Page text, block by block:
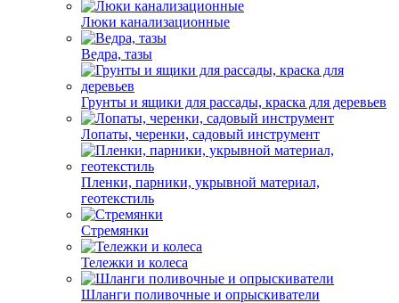
Люки канализационные
Ведра, тазы
Грунты и ящики для рассады, краска для деревьев
Лопаты, черенки, садовый инструмент
Пленки, парники, укрывной материал,
геотекстиль
Стремянки
Тележки и колеса
Шланги поливочные и опрыскиватели